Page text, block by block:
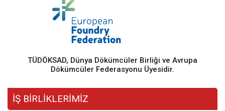
TÜDÖKSAD, Dünya Dökümcüler Birliği ve Avrupa
Dökümcüler Federasyonu Üyesidir.
İŞ BİRLİKLERİMİZ